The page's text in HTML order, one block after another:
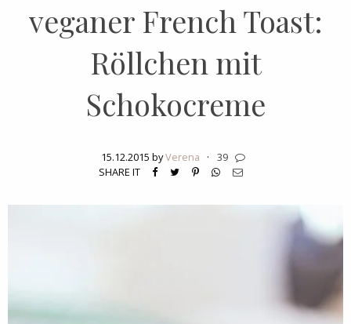
veganer French Toast:
Röllchen mit
Schokocreme
15.12.2015 byVerena ·
39
SHARE IT